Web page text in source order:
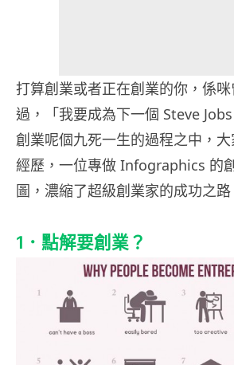
打算創業或者正在創業的你，係
過，「我要成為下一個 Steve
創業呢個九死一生的過程之中，
經歷，一位專做 Infographics 的
圖，濃縮了超級創業家的成功之路
1．點解要創業？